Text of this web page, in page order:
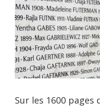
Sur les 1600 pages